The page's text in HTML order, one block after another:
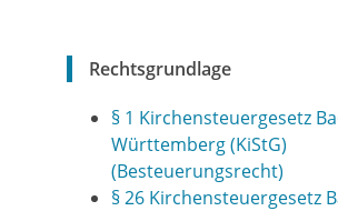
Rechtsgrundlage
§ 1 Kirchensteuergesetz
Württemberg (KiStG)
(Besteuerungsrecht)
§ 26 Kirchensteuergesetz